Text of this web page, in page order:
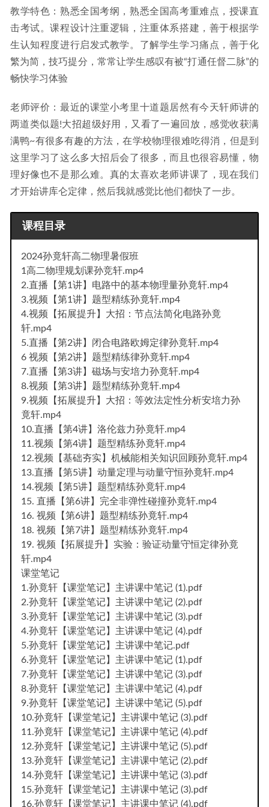
教学特色：熟悉全国考纲，熟悉全国高考重难点，授课直
击考试。课程设计注重逻辑，注重体系搭建，善于根据学
生认知程度进行启发式教学。了解学生学习痛点，善于化
繁为简，技巧提分，常常让学生感叹有被“打通任督二脉”的
畅快学习体验
老师评价：最近的课堂小考里十道题居然有今天轩师讲的
两道类似题!大招超级好用，又看了一遍回放，感觉收获满
满鸭~有很多有趣的方法，在学校物理很难吃得消，但是到
这里学习了这么多大招后会了很多，而且也很容易懂，物
理好像也不是那么难。真的太喜欢老师讲课了，现在我们
才开始讲库仑定律，然后我就感觉比他们都快了一步。
课程目录
2024孙竟轩高二物理暑假班
1高二物理规划课孙竞轩.mp4
2.直播【第1讲】电路中的基本物理量孙竟轩.mp4
3.视频【第1讲】题型精练孙竟轩.mp4
4.视频【拓展提升】大招：节点法简化电路孙竟
轩.mp4
5.直播【第2讲】闭合电路欧姆定律孙竟轩.mp4
6 视频【第2讲】题型精练律孙竟轩.mp4
7.直播【第3讲】磁场与安培力孙竟轩.mp4
8.视频【第3讲】题型精练孙竟轩.mp4
9.视频【拓展提升】大招：等效法定性分析安培力孙
竟轩.mp4
10.直播【第4讲】洛伦兹力孙竟轩.mp4
11.视频【第4讲】题型精练孙竟轩.mp4
12.视频【基础夯实】机械能相关知识回顾孙竟轩.mp4
13.直播【第5讲】动量定理与动量守恒孙竟轩.mp4
14.视频【第5讲】题型精练孙竟轩.mp4
15. 直播【第6讲】完全非弹性碰撞孙竟轩.mp4
16. 视频【第6讲】题型精练孙竟轩.mp4
18. 视频【第7讲】题型精练孙竟轩.mp4
19. 视频【拓展提升】实验：验证动量守恒定律孙竟
轩.mp4
课堂笔记
1.孙竟轩【课堂笔记】主讲课中笔记 (1).pdf
2.孙竟轩【课堂笔记】主讲课中笔记 (2).pdf
3.孙竟轩【课堂笔记】主讲课中笔记 (3).pdf
4.孙竟轩【课堂笔记】主讲课中笔记 (4).pdf
5.孙竟轩【课堂笔记】主讲课中笔记.pdf
6.孙竟轩【课堂笔记】主讲课中笔记 (1).pdf
7.孙竟轩【课堂笔记】主讲课中笔记 (3).pdf
8.孙竟轩【课堂笔记】主讲课中笔记 (4).pdf
9.孙竟轩【课堂笔记】主讲课中笔记 (5).pdf
10.孙竟轩【课堂笔记】主讲课中笔记 (3).pdf
11.孙竟轩【课堂笔记】主讲课中笔记 (4).pdf
12.孙竟轩【课堂笔记】主讲课中笔记 (5).pdf
13.孙竟轩【课堂笔记】主讲课中笔记 (2).pdf
14.孙竟轩【课堂笔记】主讲课中笔记 (3).pdf
15.孙竟轩【课堂笔记】主讲课中笔记 (3).pdf
16.孙竟轩【课堂笔记】主讲课中笔记 (4).pdf